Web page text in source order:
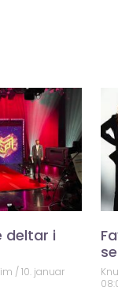
deltar i
10. januar